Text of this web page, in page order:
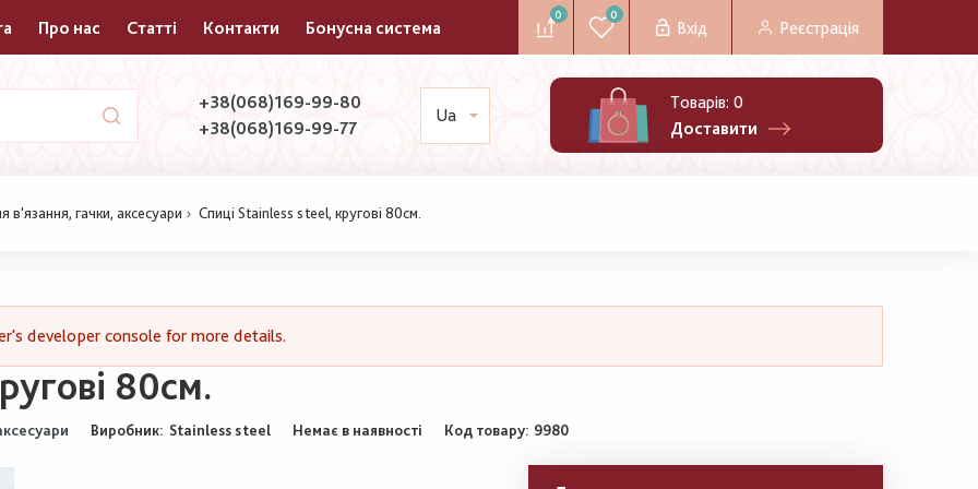
Про нас Статті Контакти Бонусна система
0 0
Вхід Реєстрація
+38(068)169-99-80
+38(068)169-99-77
Ua
Товарів: 0
Доставити
в'язання, гачки, аксесуари Спиці Stainless steel, кругові 80см.
developer console for more details.
80см.
Виробник: Stainless steel Немає в наявності Код товару 9980